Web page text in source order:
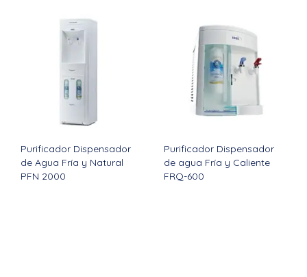
Purificador Dispensador
de Agua Fría y Natural
PFN 2000
Purificador Dispensador
de agua Fría y Caliente
FRQ-600